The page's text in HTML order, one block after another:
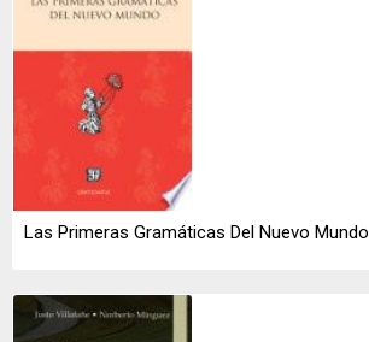
Las Primeras Gramáticas Del Nuevo Mundo